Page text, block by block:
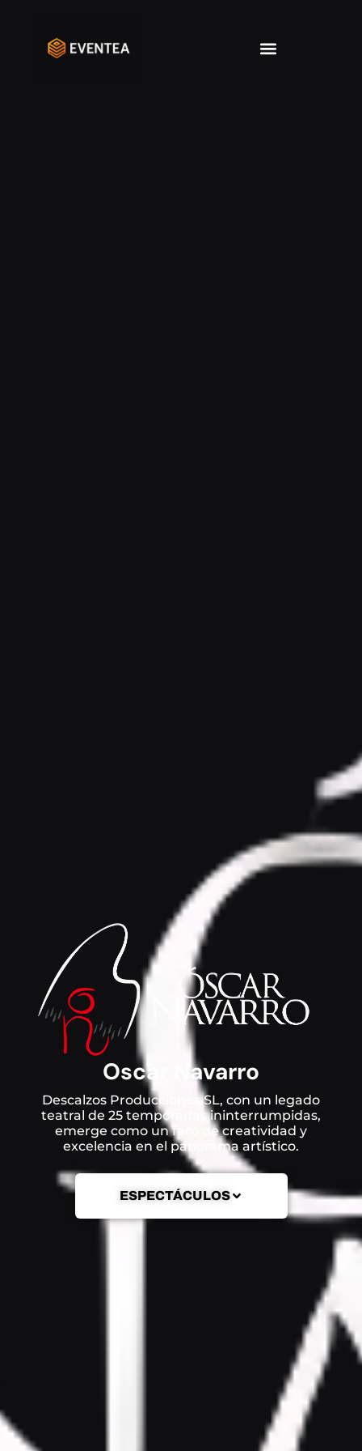
Oscar Navarro
Descalzos Producciones SL, con un legado
teatral de 25 temporadas ininterrumpidas,
emerge como un faro de creatividad y
excelencia en el panorama artístico.
ESPECTÁCULOS